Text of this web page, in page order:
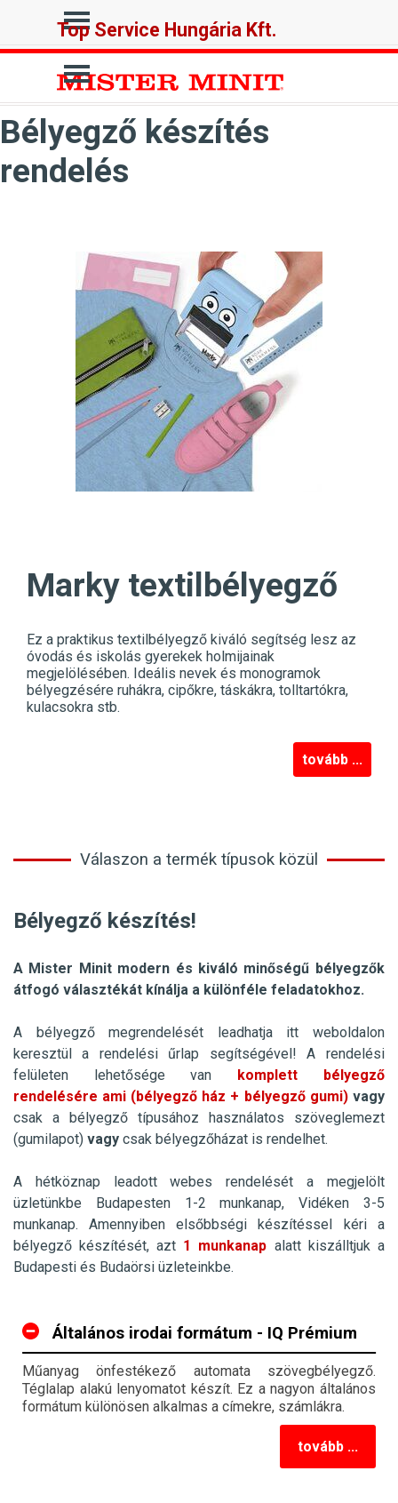
Ugrás a menüre
Top Service Hungária Kft.
Ugrás a menüre
Bélyegző készítés
rendelés
Marky textilbélyegző
Ez a praktikus textilbélyegző kiváló segítség lesz az
óvodás és iskolás gyerekek holmijainak
megjelölésében. Ideális nevek és monogramok
bélyegzésére ruhákra, cipőkre, táskákra, tolltartókra,
kulacsokra stb.
tovább ...
Válaszon a termék típusok közül
Bélyegző készítés!
A Mister Minit modern és kiváló minőségű bélyegzők
átfogó választékát kínálja a különféle feladatokhoz.
A bélyegző megrendelését leadhatja itt weboldalon
keresztül a rendelési űrlap segítségével! A rendelési
felületen lehetősége van
komplett bélyegző
rendelésére ami (bélyegző ház + bélyegző gumi) vagy
csak a bélyegző típusához használatos szöveglemezt
(gumilapot) vagy csak bélyegzőházat is rendelhet.
A hétköznap leadott webes rendelését a megjelölt
üzletünkbe Budapesten 1-2 munkanap, Vidéken 3-5
munkanap. Amennyiben elsőbbségi készítéssel kéri a
bélyegző készítését, azt 1 munkanap alatt kiszálltjuk a
Budapesti és Budaörsi üzleteinkbe.
Általános irodai formátum - IQ Prémium
Műanyag önfestékező automata szövegbélyegző.
Téglalap alakú lenyomatot készít. Ez a nagyon általános
formátum különösen alkalmas a címekre, számlákra.
tovább ...